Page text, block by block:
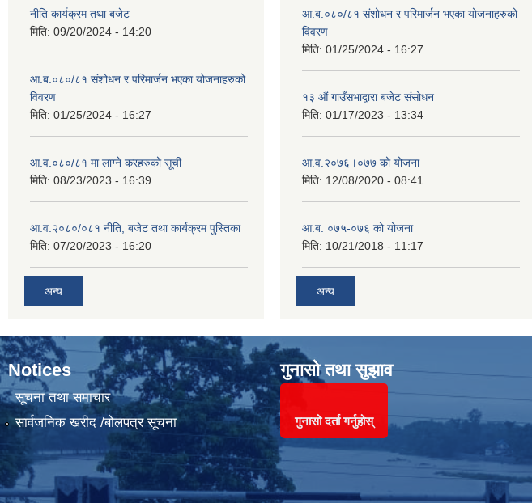
नीति कार्यक्रम तथा बजेट
मिति: 09/20/2024 - 14:20
आ.ब.०८०/८१ संशोधन र परिमार्जन भएका योजनाहरुको
विवरण
मिति: 01/25/2024 - 16:27
आ.व.०८०/८१ मा लाग्ने करहरुको सूची
मिति: 08/23/2023 - 16:39
आ.व.२०८०/०८१ नीति, बजेट तथा कार्यक्रम पुस्तिका
मिति: 07/20/2023 - 16:20
अन्य
आ.ब.०८०/८१ संशोधन र परिमार्जन भएका योजनाहरुको
विवरण
मिति: 01/25/2024 - 16:27
१३ औं गाउँसभाद्वारा बजेट संसोधन
मिति: 01/17/2023 - 13:34
आ‍.व.२०७६।०७७ को योजना
मिति: 12/08/2020 - 08:41
आ.ब. ०७५-०७६ को योजना
मिति: 10/21/2018 - 11:17
अन्य
Notices
सूचना तथा समाचार
सार्वजनिक खरीद /बोलपत्र सूचना
गुनासो तथा सुझाव
गुनासो दर्ता गर्नुहोस्